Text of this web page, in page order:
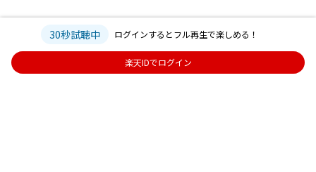
30秒試聴中 ログインするとフル再生で楽しめる！
楽天IDでログイン